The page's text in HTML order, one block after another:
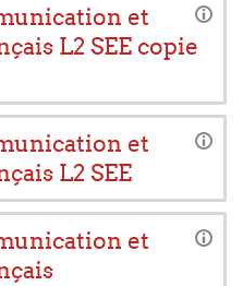
et
L2 SEE copie
et
L2 SEE
et